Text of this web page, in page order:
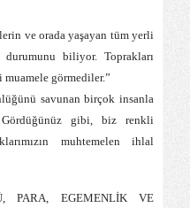
ve orada yaşayan tüm yerli
biliyor. Toprakları
muamele görmediler.”
savunan birçok insanla
gibi, biz renkli
muhtemelen ihlal
PARA, EGEMENLİK VE